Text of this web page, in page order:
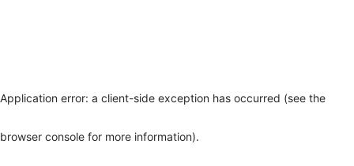
Application error: a client-side exception has occurred (see the
browser console for more information).